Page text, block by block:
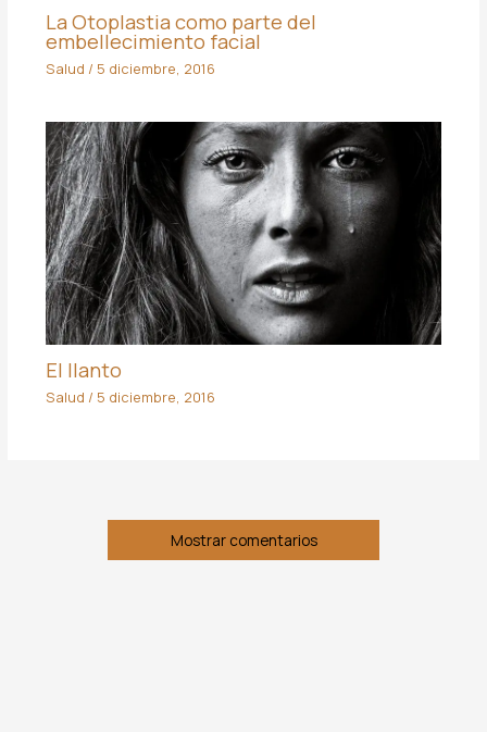
La Otoplastia como parte del
embellecimiento facial
Salud / 5 diciembre, 2016
El llanto
Salud / 5 diciembre, 2016
Mostrar comentarios